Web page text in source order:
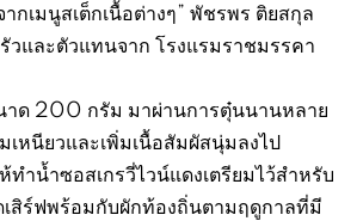
กเมนูสเต็กเนื้อต่างๆ” พัชรพร ติยสกุล
วและตัวแทนจาก โรงแรมราชมรรคา
าด 200 กรัม มาผ่านการตุ๋นนานหลาย
เหนียวและเพิ่มเนื้อสัมผัสนุ่มลงไป
ทำน้ำซอสเกรวี่ไวน์แดงเตรียมไว้สำหรับ
สิร์ฟพร้อมกับผักท้องถิ่นตามฤดูกาลที่มี